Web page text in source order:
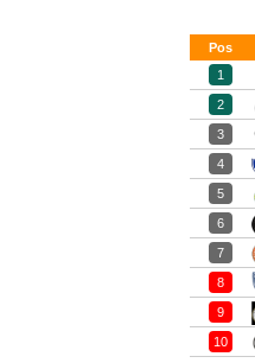
Pos
1
2
3
4
5
6
7
8
9
10